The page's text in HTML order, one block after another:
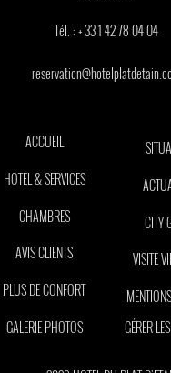
Tél. : + 33 1 42 78 04 04
ACCUEIL
HOTEL & SERVICES
CHAMBRES
AVIS CLIENTS
PLUS DE CONFORT
GALERIE PHOTOS
CITY
VISITE
GÉRER